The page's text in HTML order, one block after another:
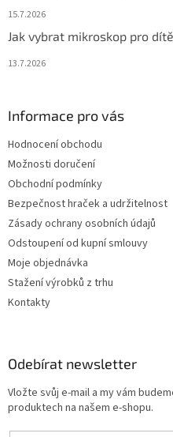
15.7.2026
Jak vybrat mikroskop pro
13.7.2026
Informace pro vás
Hodnocení obchodu
Možnosti doručení
Obchodní podmínky
Bezpečnost hraček a udržitelnost
Zásady ochrany osobních údajů
Odstoupení od kupní smlouvy
Moje objednávka
Stažení výrobků z trhu
Kontakty
Odebírat newsletter
Vložte svůj e-mail a my vám
produktech na našem e-shopu.